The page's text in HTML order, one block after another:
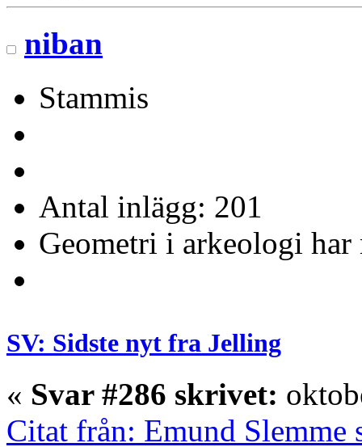
niban
Stammis
Antal inlägg: 201
Geometri i arkeologi har
SV: Sidste nyt fra Jelling
« Svar #286 skrivet:
Citat från: Emund